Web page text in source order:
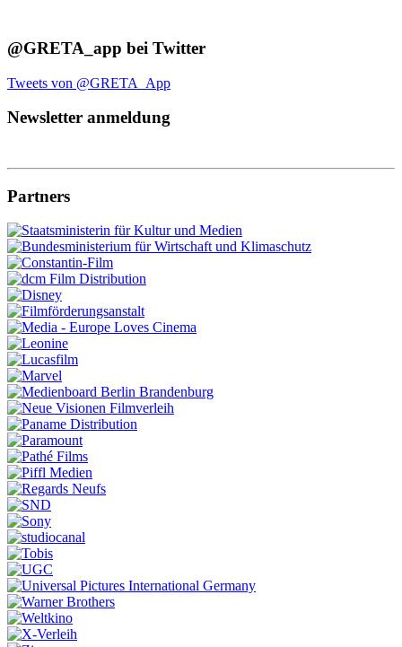
@GRETA_app bei Twitter
Tweets von @GRETA_App
Newsletter anmeldung
Partners